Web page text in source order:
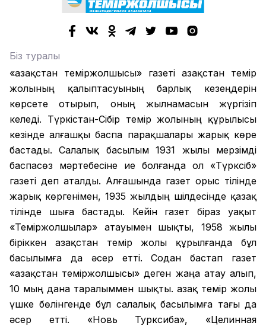
Біз туралы
«Қазақстан теміржолшысы» газеті Қазақстан темір
жолының қалыптасуының барлық кезеңдерін
көрсете отырып, оның жылнамасын жүргізіп
келеді. Түркістан-Сібір темір жолының құрылысы
кезінде алғашқы баспа парақшалары жарық көре
бастады. Салалық басылым 1931 жылы мерзімді
баспасөз мәртебесіне ие болғанда ол «Түрксіб»
газеті деп аталды. Алғашында газет орыс тілінде
жарық көргенімен, 1935 жылдың шілдесінде қазақ
тілінде шыға бастады. Кейін газет біраз уақыт
«Теміржолшылар» атауымен шықты, 1958 жылы
біріккен Қазақстан темір жолы құрылғанда бұл
басылымға да әсер етті. Содан бастап газет
«Қазақстан теміржолшысы» деген жаңа атау алып,
10 мың дана таралыммен шықты. Қазақ темір жолы
үшке бөлінгенде бұл салалық басылымға тағы да
әсер етті. «Новь Турксиба», «Целинная